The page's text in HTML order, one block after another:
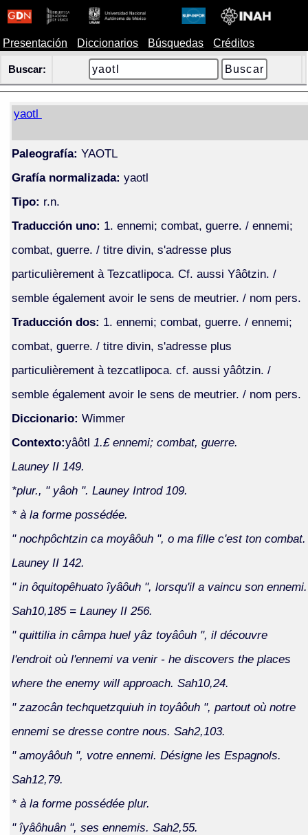
Presentación Diccionarios Búsquedas Créditos
Buscar:
yaotl
Paleografía: YAOTL
Grafía normalizada: yaotl
Tipo: r.n.
Traducción uno: 1. ennemi; combat, guerre. / ennemi;
combat, guerre. / titre divin, s'adresse plus
particulièrement à Tezcatlipoca. Cf. aussi Yâôtzin. /
semble également avoir le sens de meutrier. / nom pers.
Traducción dos: 1. ennemi; combat, guerre. / ennemi;
combat, guerre. / titre divin, s'adresse plus
particulièrement à tezcatlipoca. cf. aussi yâôtzin. /
semble également avoir le sens de meutrier. / nom pers.
Diccionario: Wimmer
Contexto:yâôtl 1.£ ennemi; combat, guerre.
Launey II 149.
*plur., " yâoh ". Launey Introd 109.
* à la forme possédée.
" nochpôchtzin ca moyâôuh ", o ma fille c'est ton combat.
Launey II 142.
" in ôquitopêhuato îyâôuh ", lorsqu'il a vaincu son ennemi.
Sah10,185 = Launey II 256.
" quittilia in câmpa huel yâz toyâôuh ", il découvre
l'endroit où l'ennemi va venir - he discovers the places
where the enemy will approach. Sah10,24.
" zazocân techquetzquiuh in toyâôuh ", partout où notre
ennemi se dresse contre nous. Sah2,103.
" amoyâôuh ", votre ennemi. Désigne les Espagnols.
Sah12,79.
* à la forme possédée plur.
" îyâôhuân ", ses ennemis. Sah2,55.